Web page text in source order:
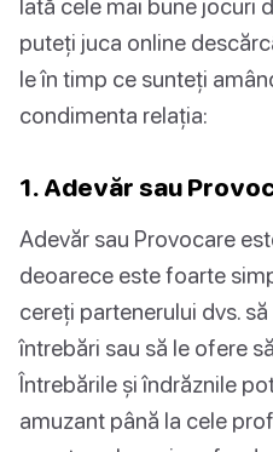
puteți juca online
le în timp ce sunteți
condimenta relația:
1. Adevăr sau
Adevăr sau Provocare
deoarece este foarte
cereți partenerului dvs.
întrebări sau să le ofere
Întrebările și îndrăznile
amuzant până la cele